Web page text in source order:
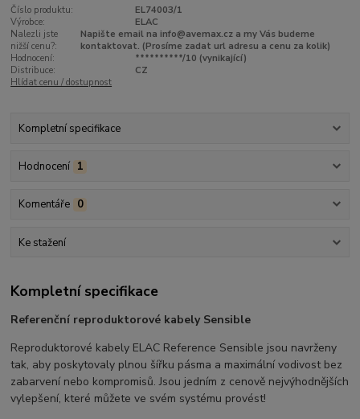
Číslo produktu:
EL74003/1
Výrobce:
ELAC
Nalezli jste
nižší cenu?:
Napište email na info@avemax.cz a my Vás budeme
kontaktovat. (Prosíme zadat url adresu a cenu za kolik)
Hodnocení:
**********/10 (vynikající)
Distribuce:
CZ
Hlídat cenu / dostupnost
Kompletní specifikace
Hodnocení 1
Komentáře 0
Ke stažení
Kompletní specifikace
Referenční reproduktorové kabely Sensible
Reproduktorové kabely ELAC Reference Sensible jsou navrženy
tak, aby poskytovaly plnou šířku pásma a maximální vodivost bez
zabarvení nebo kompromisů. Jsou jedním z cenově nejvýhodnějších
vylepšení, které můžete ve svém systému provést!